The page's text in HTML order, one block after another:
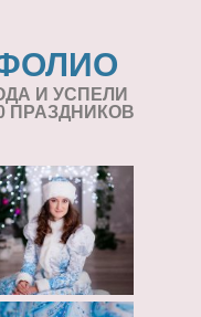
И УСПЕЛИ
ПРАЗДНИКОВ